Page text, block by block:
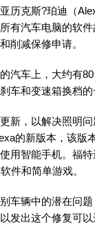
历克斯?珀迪（
有汽车电脑的软
削减保修申请。
汽车上，大约有
车和变速箱换档的
新，以解决照明
的新版本，该版
用智能手机。福
件和简单游戏。
车辆中的潜在问
发出这个修复可